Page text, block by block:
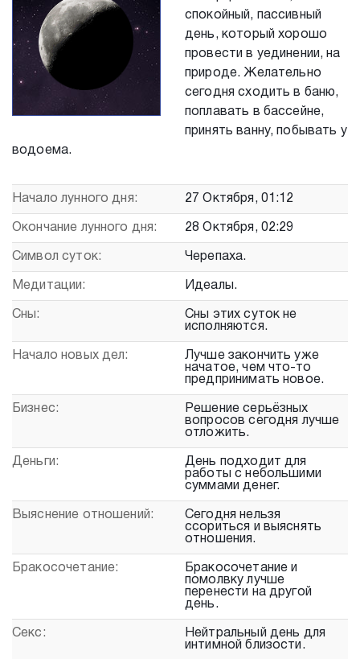
спокойный, пассивный
день, который хорошо
провести в уединении, на
природе. Желательно
сегодня сходить в баню,
поплавать в бассейне,
принять ванну, побывать у
водоема.
Начало лунного дня: 27 Октября, 01:12
Окончание лунного дня: 28 Октября, 02:29
Символ суток: Черепаха.
Медитации: Идеалы.
Сны:
Сны этих суток не
исполняются.
Начало новых дел:
Лучше закончить уже
начатое, чем что-то
предпринимать новое.
Бизнес:
Решение серьёзных
вопросов сегодня лучше
отложить.
Деньги:
День подходит для
работы с небольшими
суммами денег.
Выяснение отношений:
Сегодня нельзя
ссориться и выяснять
отношения.
Бракосочетание:
Бракосочетание и
помолвку лучше
перенести на другой
день.
Секс:
Нейтральный день для
интимной близости.